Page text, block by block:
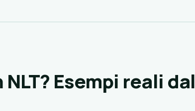
Esempi reali dal